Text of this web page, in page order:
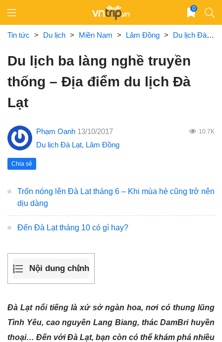
content
0
Tin tức > Du lịch > Miền Nam > Lâm Đồng > Du lịch Đà Lạt
Du lịch ba làng nghề truyền
thống – Địa điểm du lịch Đà
Lạt
Phạm Oanh 13/10/2017 10.7K
Du lịch Đà Lạt, Lâm Đồng
Chia sẻ
Trốn nóng lên Đà Lạt tháng 6 – Khi mùa hè cũng trở nên
dịu dàng
Đến Đà Lạt tháng 10 có gì hay?
Nội dung chính
Đà Lạt nổi tiếng là xứ sở ngàn hoa, nơi có thung lũng
Tình Yêu, cao nguyên Lang Biang, thác DamBri huyền
thoại… Đến với Đà Lạt, bạn còn có thể khám phá nhiều